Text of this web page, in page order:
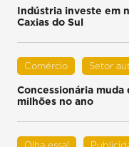
Indústria investe em
Caxias do Sul
Comércio Setor
Concessionária
milhões no ano